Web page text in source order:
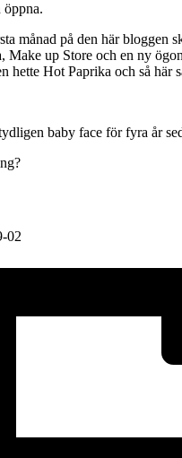
öppna.
månad på den här bloggen
Make up Store och en ny
hette Hot Paprika och så här
baby face för fyra år
02